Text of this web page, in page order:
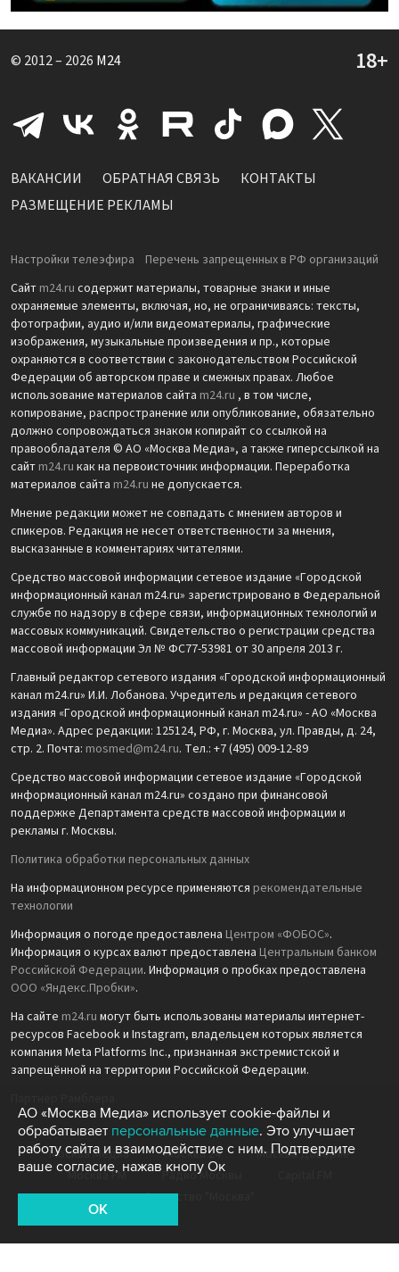
© 2012 – 2026 M24
ВАКАНСИИ ОБРАТНАЯ СВЯЗЬ
КОНТАКТЫ
РАЗМЕЩЕНИЕ РЕКЛАМЫ
Настройки телеэфира
Перечень запрещенных в РФ организаций
Сайт m24.ru содержит материалы, товарные знаки и иные
охраняемые элементы, включая, но, не ограничиваясь: тексты,
фотографии, аудио и/или видеоматериалы, графические
изображения, музыкальные произведения и пр., которые
охраняются в соответствии с законодательством Российской
Федерации об авторском праве и смежных правах. Любое
использование материалов сайта m24.ru , в том числе,
копирование, распространение или опубликование, обязательно
должно сопровождаться знаком копирайт со ссылкой на
правообладателя © АО «Москва Медиа», а также гиперссылкой на
сайт m24.ru как на первоисточник информации. Переработка
материалов сайта m24.ru не допускается.
Мнение редакции может не совпадать с мнением авторов и
спикеров. Редакция не несет ответственности за мнения,
высказанные в комментариях читателями.
Средство массовой информации сетевое издание «Городской
информационный канал m24.ru» зарегистрировано в Федеральной
службе по надзору в сфере связи, информационных технологий и
массовых коммуникаций. Свидетельство о регистрации средства
массовой информации Эл № ФС77-53981 от 30 апреля 2013 г.
Главный редактор сетевого издания «Городской информационный
канал m24.ru» И.И. Лобанова. Учредитель и редакция сетевого
издания «Городской информационный канал m24.ru» - АО «Москва
Медиа». Адрес редакции: 125124, РФ, г. Москва, ул. Правды, д. 24,
стр. 2. Почта: mosmed@m24.ru. Тел.: +7 (495) 009-12-89
Средство массовой информации сетевое издание «Городской
информационный канал m24.ru» создано при финансовой
поддержке Департамента средств массовой информации и
рекламы г. Москвы.
Политика обработки персональных данных
На информационном ресурсе применяются рекомендательные
технологии
Информация о погоде предоставлена Центром «ФОБОС».
Информация о курсах валют предоставлена Центральным банком
Российской Федерации. Информация о пробках предоставлена
ООО «Яндекс.Пробки».
На сайте m24.ru могут быть использованы материалы интернет-
ресурсов Facebook и Instagram, владельцем которых является
компания Meta Platforms Inc., признанная экстремистской и
запрещённой на территории Российской Федерации.
Москва Медиа Москва 24
Москва Доверие
Москва FM
Радио Москвы
Агентство "Москва"
АО «Москва Медиа» использует cookie-файлы и
обрабатывает персональные данные. Это улучшает
работу сайта и взаимодействие с ним. Подтвердите
ваше согласие, нажав кнопу Ок
OK